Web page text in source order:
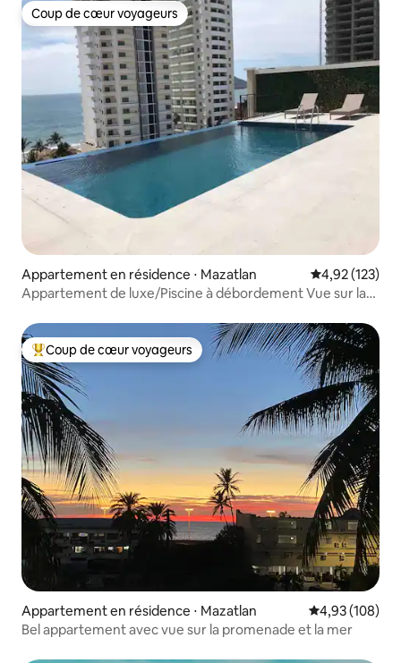
Coup de cœur voyageurs
Coup de cœur voyageurs
Appartement en résidence ⋅ Mazatlan Évaluation
4,92 (123)
Appartement de luxe/Piscine à débordement Vue sur la
Coups de cœur voyageurs les plus appréciés
Coup de cœur voyageurs
Appartement en résidence ⋅ Mazatlan Évaluation
4,93 (108)
Bel appartement avec vue sur la promenade et la mer